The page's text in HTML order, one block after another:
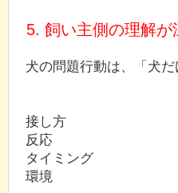
5. 飼い主側の理解が
犬の問題行動は、「犬だ
接し方
反応
タイミング
環境